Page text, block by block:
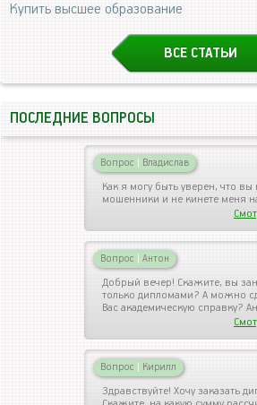
Купить высшее образование
ВСЕ СТАТЬИ
ПОСЛЕДНИЕ ВОПРОСЫ
Вопрос | Владислав
Как я могу быть уверен, что вы
мошенники и не кинете меня
Вопрос | Антон
Добрый вечер! Скажите, вы
только дипломами? А можно
Вас академическую справку?
Вопрос | Кирилл
Здравствуйте! Хочу заказать